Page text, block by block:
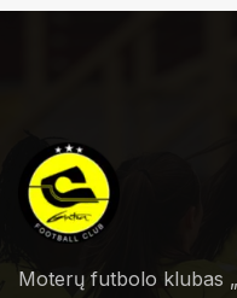
Moterų futbolo klubas